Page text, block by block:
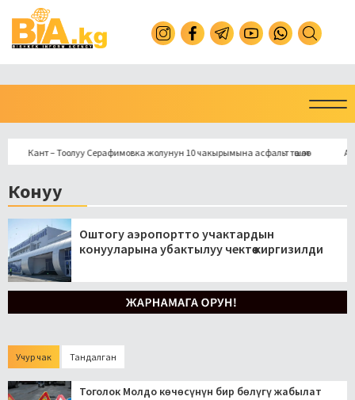
Кант – Тоолуу Серафимовка жолунун 10 чакырымына асфальт төшөлөт
Конуу
Оштогу аэропортто учактардын
конууларына убактылуу чектөө киргизилди
Учур чак Тандалган
Тоголок Молдо көчөсүнүн бир бөлүгү жабылат